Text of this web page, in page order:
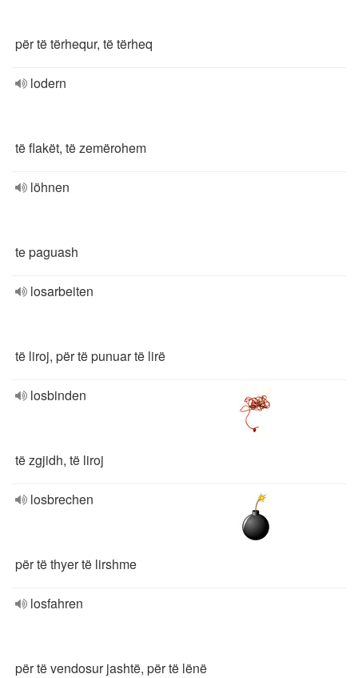
për të tërhequr, të tërheq
lodern
të flakët, të zemërohem
löhnen
te paguash
losarbeiten
të liroj, për të punuar të lirë
losbinden
të zgjidh, të liroj
losbrechen
për të thyer të lirshme
losfahren
për të vendosur jashtë, për të lënë